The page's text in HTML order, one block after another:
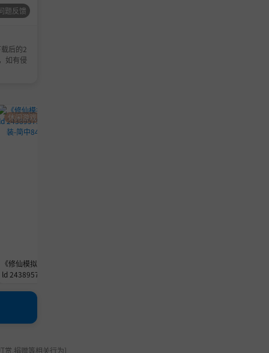
题反馈
后的2
如有侵
《修仙模拟器》-Bui
ld 24389575官中免
休闲游戏
赏,捐赠等相关行为]